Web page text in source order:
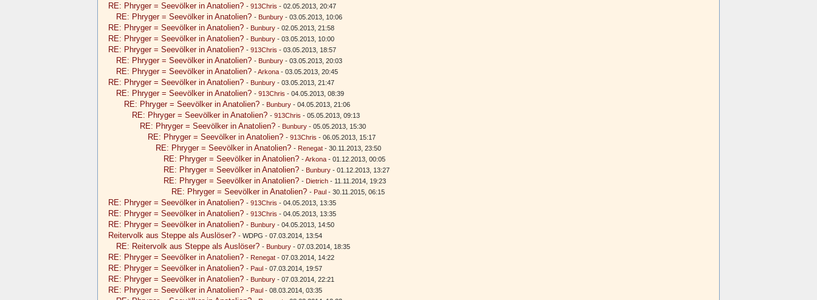
RE: Phryger = Seevölker in Anatolien? - 913Chris - 02.05.2013, 20:47
RE: Phryger = Seevölker in Anatolien? - Bunbury - 03.05.2013, 10:06
RE: Phryger = Seevölker in Anatolien? - Bunbury - 02.05.2013, 21:58
RE: Phryger = Seevölker in Anatolien? - Bunbury - 03.05.2013, 10:00
RE: Phryger = Seevölker in Anatolien? - 913Chris - 03.05.2013, 18:57
RE: Phryger = Seevölker in Anatolien? - Bunbury - 03.05.2013, 20:03
RE: Phryger = Seevölker in Anatolien? -Arkona - 03.05.2013, 20:45
RE: Phryger = Seevölker in Anatolien? - Bunbury - 03.05.2013, 21:47
RE: Phryger = Seevölker in Anatolien? - 913Chris - 04.05.2013, 08:39
RE: Phryger = Seevölker in Anatolien? - Bunbury - 04.05.2013, 21:06
RE: Phryger = Seevölker in Anatolien? - 913Chris - 05.05.2013, 09:13
RE: Phryger = Seevölker in Anatolien? - Bunbury - 05.05.2013, 15:30
RE: Phryger = Seevölker in Anatolien? - 913Chris - 06.05.2013, 15:17
RE: Phryger = Seevölker in Anatolien? - Renegat - 30.11.2013, 23:50
RE: Phryger = Seevölker in Anatolien? -Arkona - 01.12.2013, 00:05
RE: Phryger = Seevölker in Anatolien? - Bunbury - 01.12.2013, 13:27
RE: Phryger = Seevölker in Anatolien? - Dietrich - 11.11.2014, 19:23
RE: Phryger = Seevölker in Anatolien? - Paul - 30.11.2015, 06:15
RE: Phryger = Seevölker in Anatolien? - 913Chris - 04.05.2013, 13:35
RE: Phryger = Seevölker in Anatolien? - 913Chris - 04.05.2013, 13:35
RE: Phryger = Seevölker in Anatolien? - Bunbury - 04.05.2013, 14:50
Reitervolk aus Steppe als Auslöser? - WDPG - 07.03.2014, 13:54
RE: Reitervolk aus Steppe als Auslöser? - Bunbury - 07.03.2014, 18:35
RE: Phryger = Seevölker in Anatolien? - Renegat - 07.03.2014, 14:22
RE: Phryger = Seevölker in Anatolien? - Paul - 07.03.2014, 19:57
RE: Phryger = Seevölker in Anatolien? - Bunbury - 07.03.2014, 22:21
RE: Phryger = Seevölker in Anatolien? - Paul - 08.03.2014, 03:35